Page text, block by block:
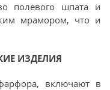
полевого шпата и
мрамором, что и
ИЗДЕЛИЯ
включают в